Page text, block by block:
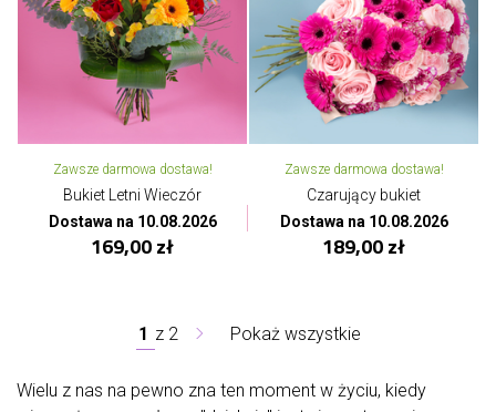
Zawsze darmowa dostawa!
Bukiet Letni Wieczór
Dostawa na 10.08.2026
169,00 zł
Zawsze darmowa dostawa!
Czarujący bukiet
Dostawa na 10.08.2026
189,00 zł
1 z 2 Pokaż wszystkie
Wielu z nas na pewno zna ten moment w życiu, kiedy